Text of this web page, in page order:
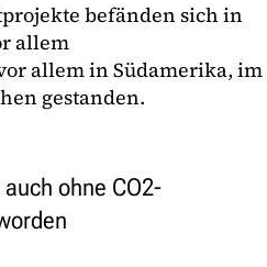
befänden sich in
allem
allem in Südamerika, im
gestanden.
ohne CO2-